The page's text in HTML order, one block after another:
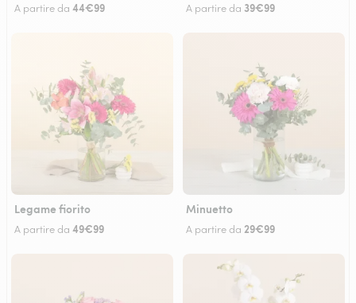
A partire da 44€99 A partire da 39€99
Legame fiorito
A partire da 49€99
Minuetto
A partire da 29€99